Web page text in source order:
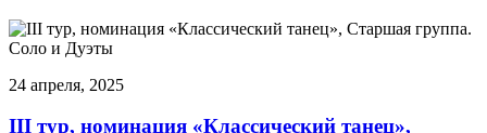
24 апреля, 2025
III тур, номинация «Классический танец»,